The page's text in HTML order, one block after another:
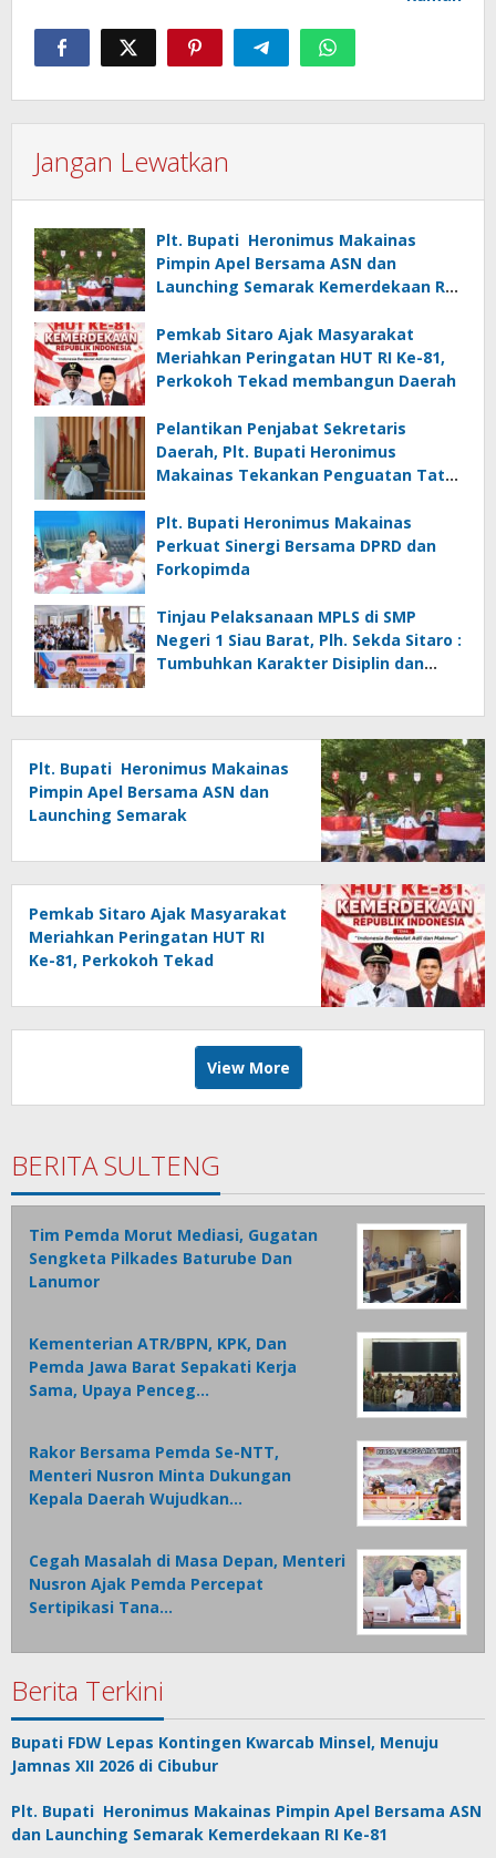
Jangan Lewatkan
Plt. Bupati Heronimus Makainas
Pimpin Apel Bersama ASN dan
Launching Semarak Kemerdekaan RI
Pemkab Sitaro Ajak Masyarakat
Meriahkan Peringatan HUT RI Ke-81,
Perkokoh Tekad membangun Daerah
Pelantikan Penjabat Sekretaris
Daerah, Plt. Bupati Heronimus
Makainas Tekankan Penguatan Tata
Publik
Plt. Bupati Heronimus Makainas
Perkuat Sinergi Bersama DPRD dan
Forkopimda
Tinjau Pelaksanaan MPLS di SMP
Negeri 1 Siau Barat, Plh. Sekda Sitaro :
Tumbuhkan Karakter Disiplin dan
Plt. Bupati Heronimus Makainas
Pimpin Apel Bersama ASN dan
Launching Semarak
Pemkab Sitaro Ajak Masyarakat
Meriahkan Peringatan HUT RI
Ke-81, Perkokoh Tekad
View More
BERITA SULTENG
Tim Pemda Morut Mediasi, Gugatan
Sengketa Pilkades Baturube Dan
Lanumor
Kementerian ATR/BPN, KPK, Dan
Pemda Jawa Barat Sepakati Kerja
Sama, Upaya Penceg…
Rakor Bersama Pemda Se-NTT,
Menteri Nusron Minta Dukungan
Kepala Daerah Wujudkan…
Cegah Masalah di Masa Depan, Menteri
Nusron Ajak Pemda Percepat
Sertipikasi Tana…
Berita Terkini
Bupati FDW Lepas Kontingen Kwarcab Minsel, Menuju
Jamnas XII 2026 di Cibubur
Plt. Bupati Heronimus Makainas Pimpin Apel Bersama ASN
dan Launching Semarak Kemerdekaan RI Ke-81